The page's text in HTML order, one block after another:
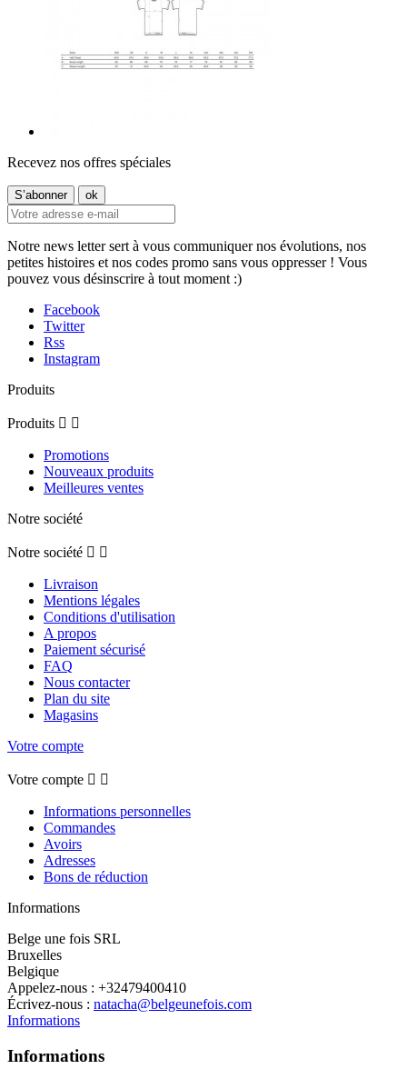
Recevez nos offres spéciales
Notre news letter sert à vous communiquer nos évolutions, nos
petites histoires et nos codes promo sans vous oppresser ! Vous
pouvez vous désinscrire à tout moment :)
Facebook
Twitter
Rss
Instagram
Produits
Produits  
Promotions
Nouveaux produits
Meilleures ventes
Notre société
Notre société  
Livraison
Mentions légales
Conditions d'utilisation
A propos
Paiement sécurisé
FAQ
Nous contacter
Plan du site
Magasins
Votre compte
Votre compte  
Informations personnelles
Commandes
Avoirs
Adresses
Bons de réduction
Informations
Belge une fois SRL
Bruxelles
Belgique
Appelez-nous : +32479400410
Écrivez-nous : natacha@belgeunefois.com
Informations
Informations